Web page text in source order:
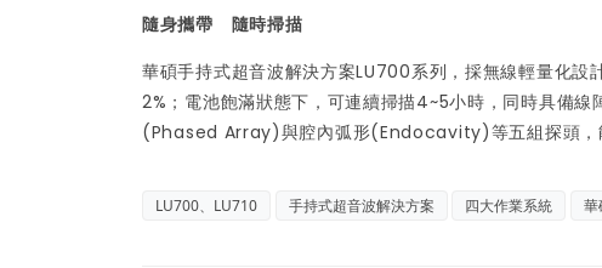
隨身攜帶 隨時掃描
華碩手持式超音波解決方案LU700系列，採無線輕量化
2%；電池飽滿狀態下，可連續掃描4~5小時，同時具
(Phased Array)與腔內弧形(Endocavity)等五組探頭，
LU700、LU710 手持式超音波解決方案 四大作業系統 華